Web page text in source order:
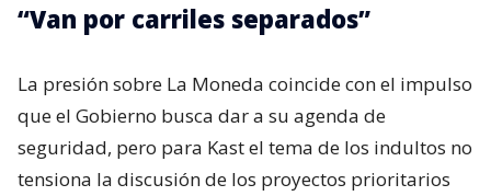
“Van por carriles separados”
La presión sobre La Moneda coincide con el impulso
que el Gobierno busca dar a su agenda de
seguridad, pero para Kast el tema de los indultos no
tensiona la discusión de los proyectos prioritarios